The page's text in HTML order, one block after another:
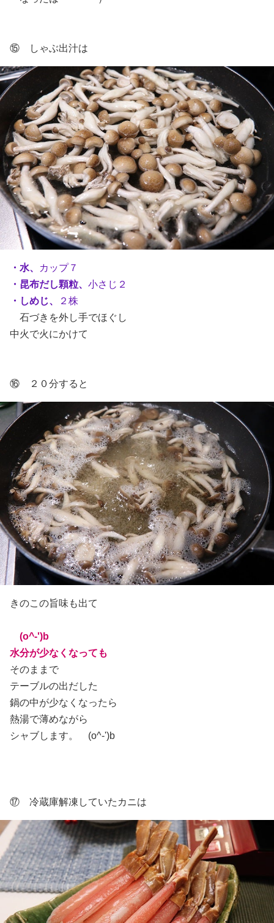
⑮ しゃぶ出汁は
・水、
カップ７
・昆布だし顆粒、 小さじ２
・しめじ、
２株
石づきを外し手でほぐし
中火で火にかけて
⑯ ２０分すると
きのこの旨味も出て
(o^-')b
水分が少なくなっても
そのままで
テーブルの出だした
鍋の中が少なくなったら
熱湯で薄めながら
シャブします。 (o^-')b
⑰ 冷蔵庫解凍していたカニは